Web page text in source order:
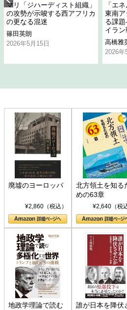
マリ「ジハーディスト組織」
の攻勢が示唆する西アフリカ
の更なる混迷
篠田英朗
2026年5月15日
「エ
東南ア
る課
イラ
高橋雅
2026年
廃墟のヨーロッパ
¥2,860（税込）
北方領土を知る
めの63章
¥2,640（税込
地政学理論で読む
誰が日本を降伏